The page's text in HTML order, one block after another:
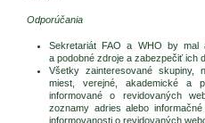
Odporúčania
Sekretariát FAO a WHO by mal
a podobné zdroje a zabezpečiť ich
Všetky zainteresované skupiny,
miest, verejné, akademické
informované o revidovaných
zoznamy adries alebo
informovanosti o revidovaných